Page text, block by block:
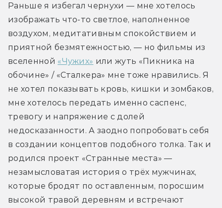
Раньше я избегал чернухи — мне хотелось
изображать что-то светлое, наполненное
воздухом, медитативным спокойствием и
приятной безмятежностью, — но фильмы из
вселенной «Чужих» или жуть «Пикника на
обочине» / «Сталкера» мне тоже нравились. Я
не хотел показывать кровь, кишки и зомбаков,
мне хотелось передать именно саспенс,
тревогу и напряжение с долей
недосказанности. А заодно попробовать себя
в создании концептов подобного толка. Так и
родился проект «Странные места» —
незамысловатая история о трёх мужчинах,
которые бродят по оставленным, поросшим
высокой травой деревням и встречают